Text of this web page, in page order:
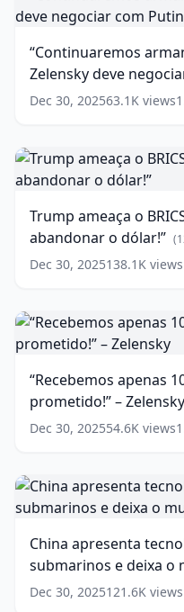
Síria?
words)
a
mas
Zelensky
deve
negociar
Putin!”
–
General
Kellogg (14
words)
“Continuaremos
Zelensky deve
Keith Kellogg ( 14 words)
Dec 30, 202563.1K views
Trump
ameaça
o
“Não
se
atrevam
abandonar
o
dólar!” (12
Trump ameaça o
abandonar o dólar!” (
Dec 30, 2025138.1K views
“Recebemos
apenas
10%
que
nos
foi
prometido!”
Zelensky
words)
“Recebemos apenas
prometido!” – Zelensky
Dec 30, 202554.6K views
China
apresenta
tecnologia
cortar
cabos
submarinos
e
China apresenta
submarinos e deixa o
Dec 30, 2025121.6K views